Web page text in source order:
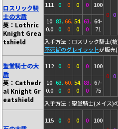
ロスリック騎
士の大盾
英：Lothric
Knight Grea
tshield
111 0 0 0 0
100
0 0
10
0.0
83.
0
66.
0
54.
0
63.
0
64-
71
入手方法：ロスリック騎士(
不死街のグレイラットが販売
聖堂騎士の大
盾
英：Cathedr
al Knight Gr
eatshield
112 0 0 0 0
100
0 0
10
0.0
63.
0
60.
0
54.
0
83.
0
67-
75
入手方法：聖堂騎士(メイス)
115 0 0 0 0
100